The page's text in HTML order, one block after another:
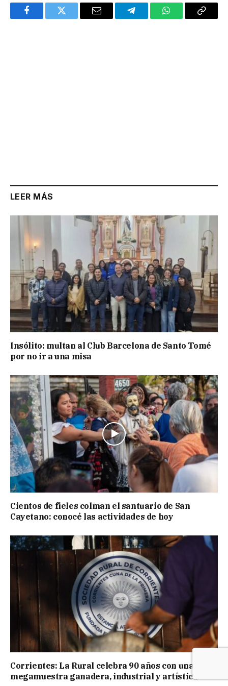
FacebookTwitter Email TelegramWhatsAppCopy
LEER MÁS
Insólito: multan al Club Barcelona de Santo Tomé
por no ir a una misa
Cientos de fieles colman el santuario de San
Cayetano: conocé las actividades de hoy
Corrientes: La Rural celebra 90 años con una
megamuestra ganadera, industrial y artística